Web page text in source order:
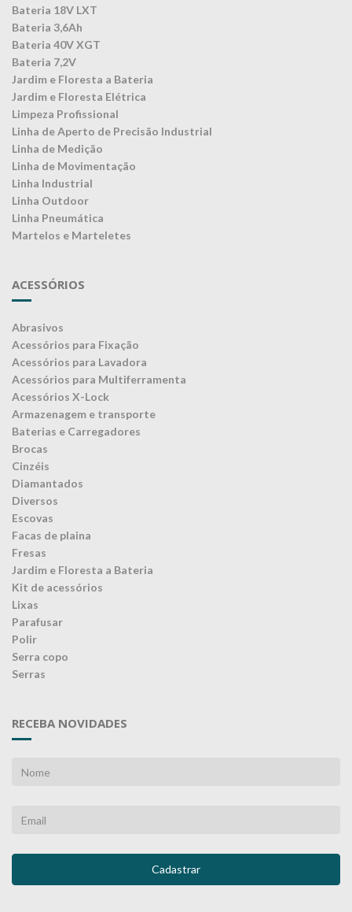
Bateria 18V LXT
Bateria 3,6Ah
Bateria 40V XGT
Bateria 7,2V
Jardim e Floresta a Bateria
Jardim e Floresta Elétrica
Limpeza Profissional
Linha de Aperto de Precisão Industrial
Linha de Medição
Linha de Movimentação
Linha Industrial
Linha Outdoor
Linha Pneumática
Martelos e Marteletes
ACESSÓRIOS
Abrasivos
Acessórios para Fixação
Acessórios para Lavadora
Acessórios para Multiferramenta
Acessórios X-Lock
Armazenagem e transporte
Baterias e Carregadores
Brocas
Cinzéis
Diamantados
Diversos
Escovas
Facas de plaina
Fresas
Jardim e Floresta a Bateria
Kit de acessórios
Lixas
Parafusar
Polir
Serra copo
Serras
RECEBA NOVIDADES